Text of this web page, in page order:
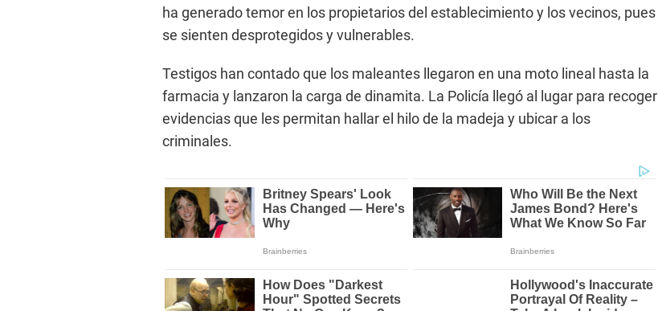
ha generado temor en los propietarios del establecimiento y los vecinos, pues
se sienten desprotegidos y vulnerables.
Testigos han contado que los maleantes llegaron en una moto lineal hasta la
farmacia y lanzaron la carga de dinamita. La Policía llegó al lugar para recoger
evidencias que les permitan hallar el hilo de la madeja y ubicar a los
criminales.